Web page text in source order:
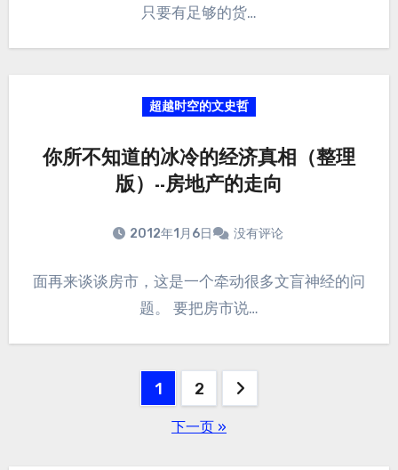
只要有足够的货…
超越时空的文史哲
你所不知道的冰冷的经济真相（整理
版）--房地产的走向
2012年1月6日 没有评论
面再来谈谈房市，这是一个牵动很多文盲神经的问
题。 要把房市说…
1 2
下一页 »